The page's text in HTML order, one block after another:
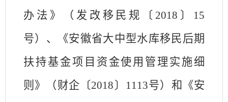
办法》（发改移民规〔 2018 〕 15
号）、《安徽省大中型水库移民后期
扶持基金项目资金使用管理实施细
则》（财企〔2018 〕 1113号）和《安